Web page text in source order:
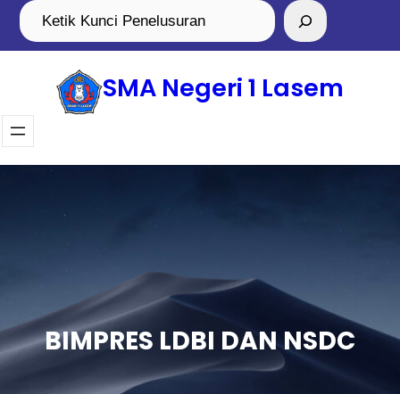
SMA Negeri 1 Lasem
BIMPRES LDBI DAN NSDC